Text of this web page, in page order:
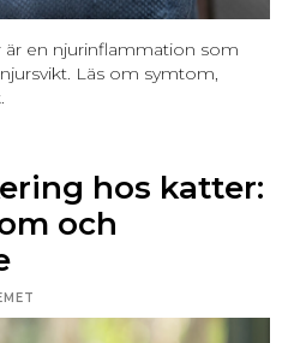
en njurinflammation som
Läs om symtom,
hos katter:
och